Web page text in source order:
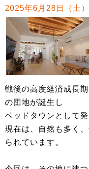
2025年6月28日（土
戦後の高度経済成長
の団地が誕生し
ベッドタウンとして
現在は、自然も多く
られています。